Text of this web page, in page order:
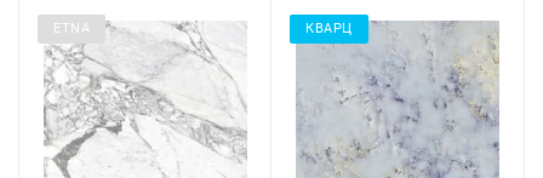
ETNA КВАРЦ